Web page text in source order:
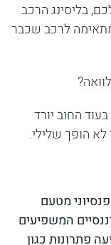
בליסינג הרכב
מתאימה לרכב שכבר
החוב יורד
הופך שלילי.
מטעם
המשפיעים
פתרונות כגון